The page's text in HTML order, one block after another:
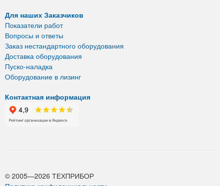
Для наших Заказчиков
Показатели работ
Вопросы и ответы
Заказ нестандартного оборудования
Доставка оборудования
Пуско-наладка
Оборудование в лизинг
Контактная информация
© 2005—2026 ТЕХПРИБОР